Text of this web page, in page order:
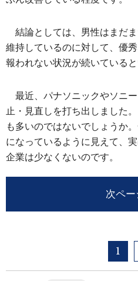
結論としては、男性はまだ
維持しているのに対して、優
報われない状況が続いていると
最近、パナソニックやソニ
止・見直しを打ち出しました
も多いのではないでしょうか
になっているように見えて、
企業は少なくないのです。
次ペー
1